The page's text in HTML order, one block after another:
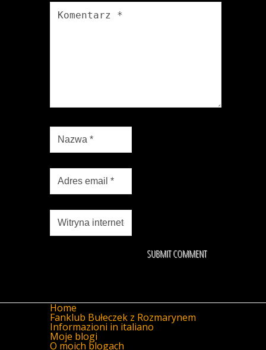
Home
Fanklub Bułeczek z Rozmarynem
Informazioni in italiano
Moje blogi
O moich blogach